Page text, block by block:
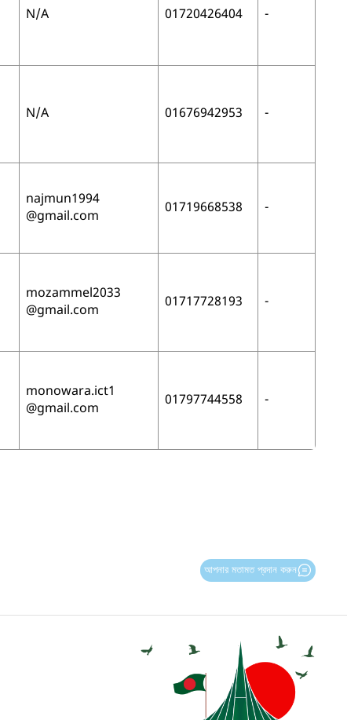
N/A 01720426404 -
N/A 01676942953 -
najmun1994
@gmail.com
01719668538 -
mozammel2033
@gmail.com
01717728193 -
monowara.ict1
@gmail.com
01797744558 -
আপনার মতামত প্রদান করুন